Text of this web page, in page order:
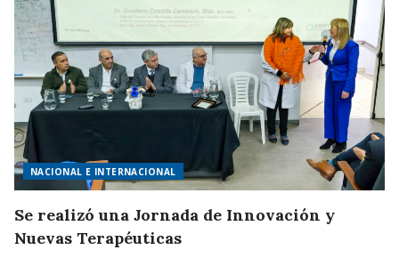
NACIONAL E INTERNACIONAL
Se realizó una Jornada de Innovación y
Nuevas Terapéuticas